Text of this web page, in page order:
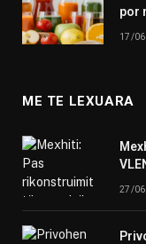
por
17/
ME TE LEXUARA
27/